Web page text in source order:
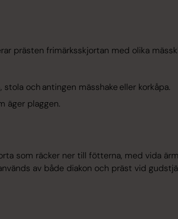
prästen frimärksskjortan med olika
stola och antingen mässhake eller korkåpa.
äger plaggen.
som räcker ner till fötterna, med vida
av både diakon och präst vid